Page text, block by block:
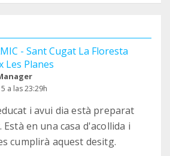
- Sant Cugat La Floresta
Les Planes
a las 23:29h
i avui dia està preparat
en una casa d'acollida i
cumplirà aquest desitg.